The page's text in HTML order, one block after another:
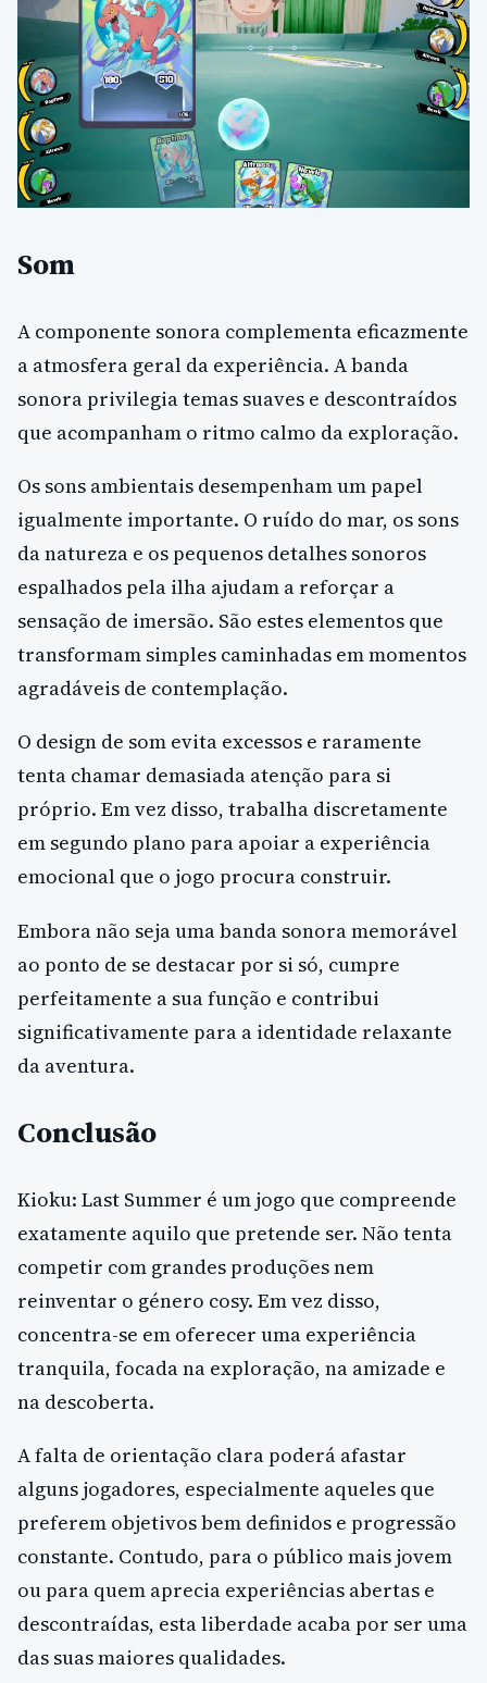
Som
A componente sonora complementa eficazmente
a atmosfera geral da experiência. A banda
sonora privilegia temas suaves e descontraídos
que acompanham o ritmo calmo da exploração.
Os sons ambientais desempenham um papel
igualmente importante. O ruído do mar, os sons
da natureza e os pequenos detalhes sonoros
espalhados pela ilha ajudam a reforçar a
sensação de imersão. São estes elementos que
transformam simples caminhadas em momentos
agradáveis de contemplação.
O design de som evita excessos e raramente
tenta chamar demasiada atenção para si
próprio. Em vez disso, trabalha discretamente
em segundo plano para apoiar a experiência
emocional que o jogo procura construir.
Embora não seja uma banda sonora memorável
ao ponto de se destacar por si só, cumpre
perfeitamente a sua função e contribui
significativamente para a identidade relaxante
da aventura.
Conclusão
Kioku: Last Summer é um jogo que compreende
exatamente aquilo que pretende ser. Não tenta
competir com grandes produções nem
reinventar o género cosy. Em vez disso,
concentra-se em oferecer uma experiência
tranquila, focada na exploração, na amizade e
na descoberta.
A falta de orientação clara poderá afastar
alguns jogadores, especialmente aqueles que
preferem objetivos bem definidos e progressão
constante. Contudo, para o público mais jovem
ou para quem aprecia experiências abertas e
descontraídas, esta liberdade acaba por ser uma
das suas maiores qualidades.